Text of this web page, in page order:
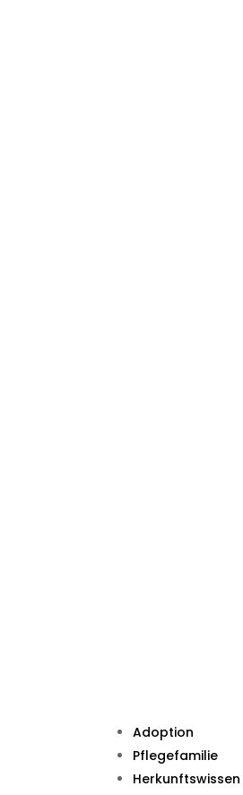
Adoption
Pflegefamilie
Herkunftswissen